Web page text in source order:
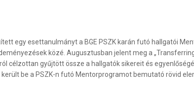
egy esettanulmányt a BGE PSZK karán futó hallgatói
közé. Augusztusban jelent meg a
célzottan gyűjtött össze a hallgatók sikereit és
be a PSZK-n futó Mentorprogramot bemutató rövid